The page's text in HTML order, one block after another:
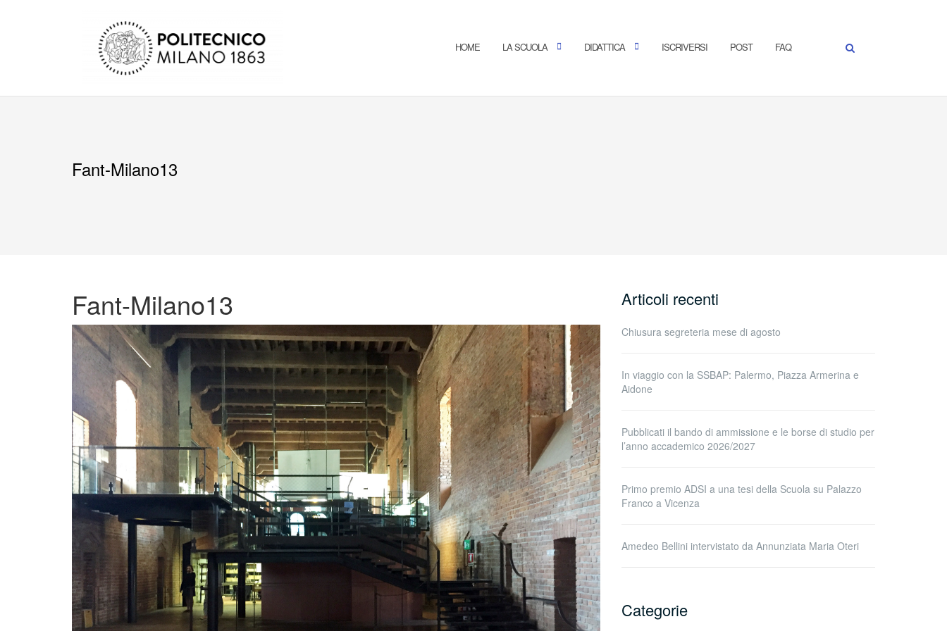
HOME LA SCUOLA DIDATTICA ISCRIVERSI POST FAQ
Fant-Milano13
Fant-Milano13 Articoli recenti
Chiusura segreteria mese di agosto
In viaggio con la SSBAP: Palermo, Piazza Armerina e
Aidone
Pubblicati il bando di ammissione e le borse di studio per
l’anno accademico 2026/2027
Primo premio ADSI a una tesi della Scuola su Palazzo
Franco a Vicenza
Amedeo Bellini intervistato da Annunziata Maria Oteri
Categorie